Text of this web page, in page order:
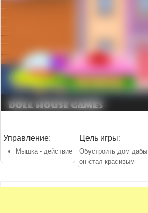
Управление:
Мышка - действие
Цель игры:
Обустроить дом дабы
он стал красивым